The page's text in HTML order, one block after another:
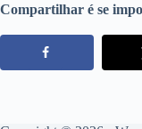
Compartilhar é se